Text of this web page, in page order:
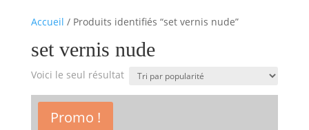
Accueil / Produits identifiés “set vernis nude”
set vernis nude
Voici le seul résultat
Promo !